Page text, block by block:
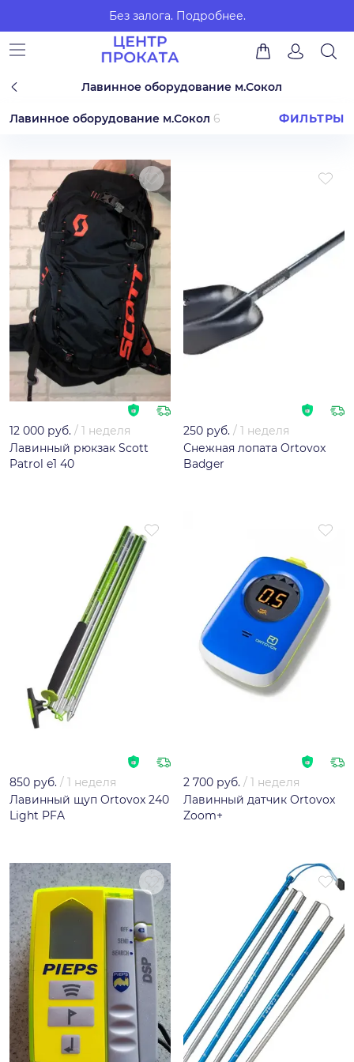
Без залога. Подробнее.
Лавинное оборудование м.Сокол
Лавинное оборудование м.Сокол 6 ФИЛЬТРЫ
12 000 руб. / 1 неделя
Лавинный рюкзак Scott
Patrol e1 40
250 руб. / 1 неделя
Снежная лопата Ortovox
Badger
850 руб. / 1 неделя
Лавинный щуп Ortovox 240
Light PFA
2 700 руб. / 1 неделя
Лавинный датчик Ortovox
Zoom+